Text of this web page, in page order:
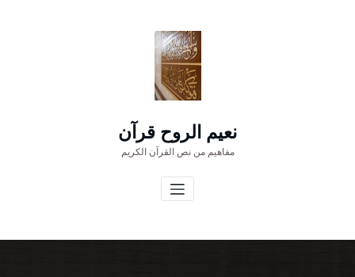
نعيم الروح قرآن
مفاهيم من نص القرآن الكريم